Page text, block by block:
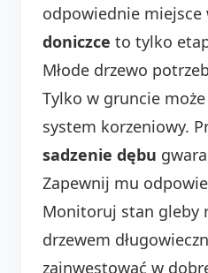
odpowiednie miejsce
doniczce to tylko
Młode drzewo
Tylko w gruncie
system korzeniowy.
sadzenie dębu
Zapewnij mu
Monitoruj stan gleby
drzewem
zainwestować w